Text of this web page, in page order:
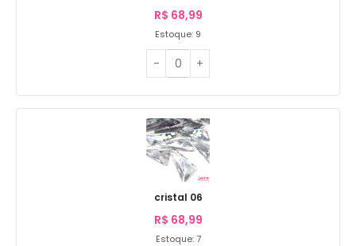
R$ 68,99
Estoque: 9
cristal 06
R$ 68,99
Estoque: 7